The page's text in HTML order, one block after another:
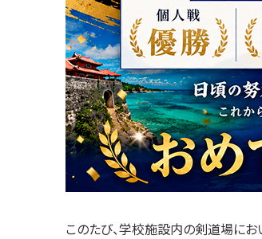
このたび、学校施設内の剣道場に